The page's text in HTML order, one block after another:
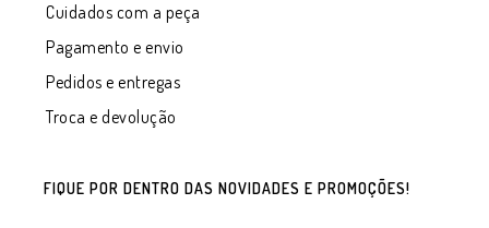
Cuidados com a peça
Pagamento e envio
Pedidos e entregas
Troca e devolução
FIQUE POR DENTRO DAS NOVIDADES E PROMOÇÕES!